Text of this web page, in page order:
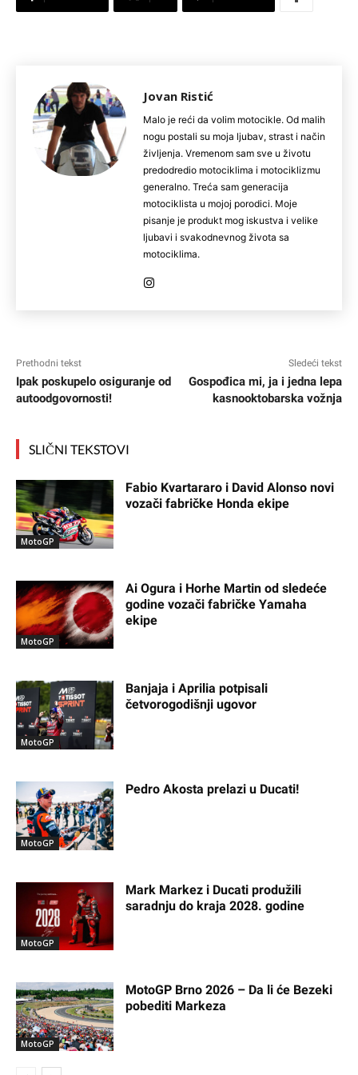
Jovan Ristić
Malo je reći da volim motocikle. Od malih
nogu postali su moja ljubav, strast i način
življenja. Vremenom sam sve u životu
predodredio motociklima i motociklizmu
generalno. Treća sam generacija
motociklista u mojoj porodici. Moje
pisanje je produkt mog iskustva i velike
ljubavi i svakodnevnog života sa
motociklima.
Prethodni tekst
Ipak poskupelo osiguranje od
autoodgovornosti!
Sledeći tekst
Gospođica mi, ja i jedna lepa
kasnooktobarska vožnja
SLIČNI TEKSTOVI
MotoGP
Fabio Kvartararo i David Alonso novi
vozači fabričke Honda ekipe
MotoGP
Ai Ogura i Horhe Martin od sledeće
godine vozači fabričke Yamaha
ekipe
MotoGP
Banjaja i Aprilia potpisali
četvorogodišnji ugovor
MotoGP
Pedro Akosta prelazi u Ducati!
MotoGP
Mark Markez i Ducati produžili
saradnju do kraja 2028. godine
MotoGP
MotoGP Brno 2026 – Da li će Bezeki
pobediti Markeza